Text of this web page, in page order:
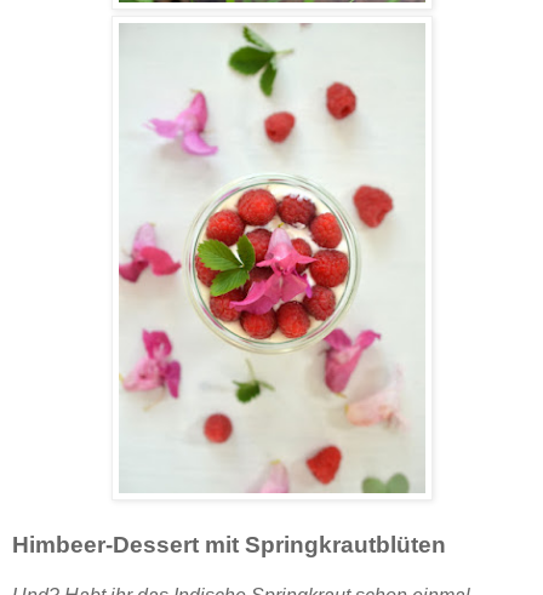
Himbeer-Dessert mit Springkrautblüten